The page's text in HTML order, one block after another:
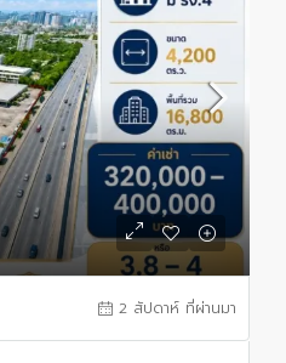
2 สัปดาห์ ที่ผ่านมา